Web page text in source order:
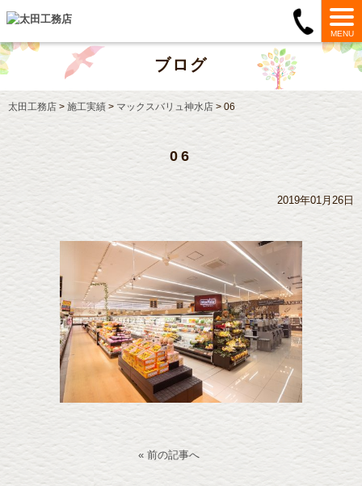
MENU
ブログ
太田工務店 > 施工実績 > マックスバリュ神水店 > 06
06
2019年01月26日
« 前の記事へ